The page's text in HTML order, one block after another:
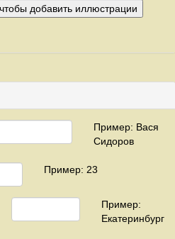
Пример: Вася
Сидоров
Пример: 23
Пример:
Екатеринбург